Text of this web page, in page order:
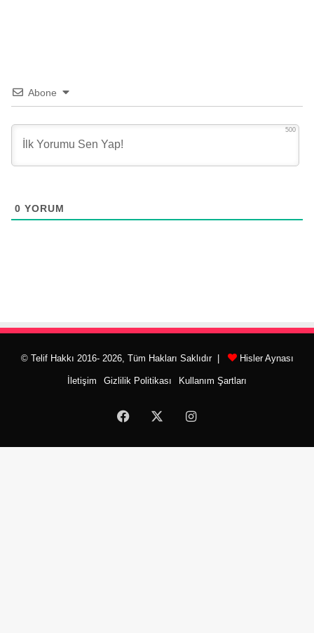
Abone
500
0 YORUM
© Telif Hakkı 2016- 2026, Tüm Hakları Saklıdır | Hisler Aynası
İletişim Gizlilik Politikası Kullanım Şartları
Facebook Instagram